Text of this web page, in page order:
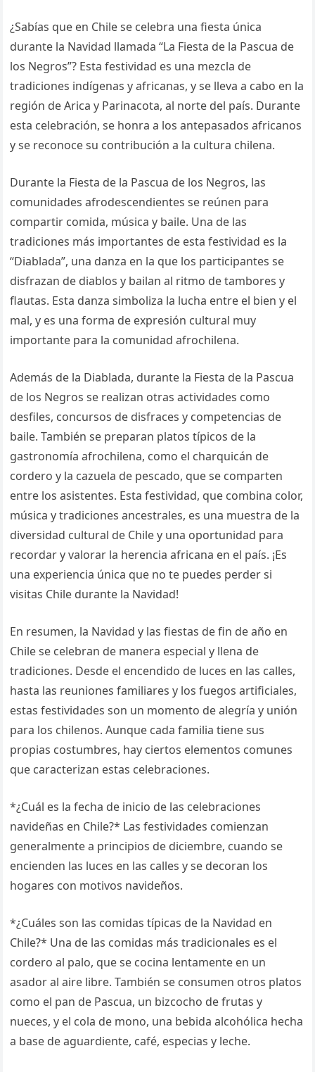
¿Sabías que en Chile se celebra una fiesta única
durante la Navidad llamada “La Fiesta de la Pascua de
los Negros”? Esta festividad es una mezcla de
tradiciones indígenas y africanas, y se lleva a cabo en la
región de Arica y Parinacota, al norte del país. Durante
esta celebración, se honra a los antepasados africanos
y se reconoce su contribución a la cultura chilena.
Durante la Fiesta de la Pascua de los Negros, las
comunidades afrodescendientes se reúnen para
compartir comida, música y baile. Una de las
tradiciones más importantes de esta festividad es la
“Diablada”, una danza en la que los participantes se
disfrazan de diablos y bailan al ritmo de tambores y
flautas. Esta danza simboliza la lucha entre el bien y el
mal, y es una forma de expresión cultural muy
importante para la comunidad afrochilena.
Además de la Diablada, durante la Fiesta de la Pascua
de los Negros se realizan otras actividades como
desfiles, concursos de disfraces y competencias de
baile. También se preparan platos típicos de la
gastronomía afrochilena, como el charquicán de
cordero y la cazuela de pescado, que se comparten
entre los asistentes. Esta festividad, que combina color,
música y tradiciones ancestrales, es una muestra de la
diversidad cultural de Chile y una oportunidad para
recordar y valorar la herencia africana en el país. ¡Es
una experiencia única que no te puedes perder si
visitas Chile durante la Navidad!
En resumen, la Navidad y las fiestas de fin de año en
Chile se celebran de manera especial y llena de
tradiciones. Desde el encendido de luces en las calles,
hasta las reuniones familiares y los fuegos artificiales,
estas festividades son un momento de alegría y unión
para los chilenos. Aunque cada familia tiene sus
propias costumbres, hay ciertos elementos comunes
que caracterizan estas celebraciones.
*¿Cuál es la fecha de inicio de las celebraciones
navideñas en Chile?* Las festividades comienzan
generalmente a principios de diciembre, cuando se
encienden las luces en las calles y se decoran los
hogares con motivos navideños.
*¿Cuáles son las comidas típicas de la Navidad en
Chile?* Una de las comidas más tradicionales es el
cordero al palo, que se cocina lentamente en un
asador al aire libre. También se consumen otros platos
como el pan de Pascua, un bizcocho de frutas y
nueces, y el cola de mono, una bebida alcohólica hecha
a base de aguardiente, café, especias y leche.